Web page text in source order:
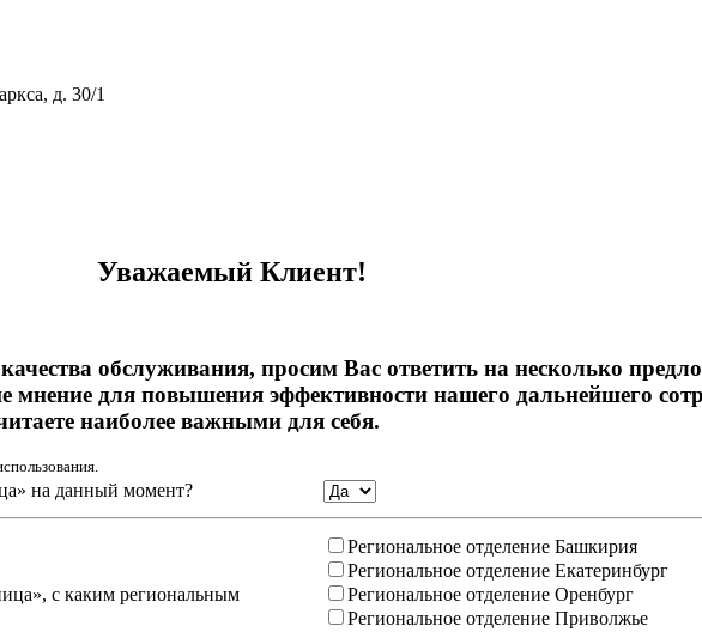
д. 30/1
Уважаемый Клиент!
обслуживания, просим Вас ответить на несколько
для повышения эффективности нашего дальнейшего
наиболее важными для себя.
на данный момент?
с каким региональным
Региональное отделение Башкирия
Региональное отделение Екатеринбург
Региональное отделение Оренбург
Региональное отделение Приволжье